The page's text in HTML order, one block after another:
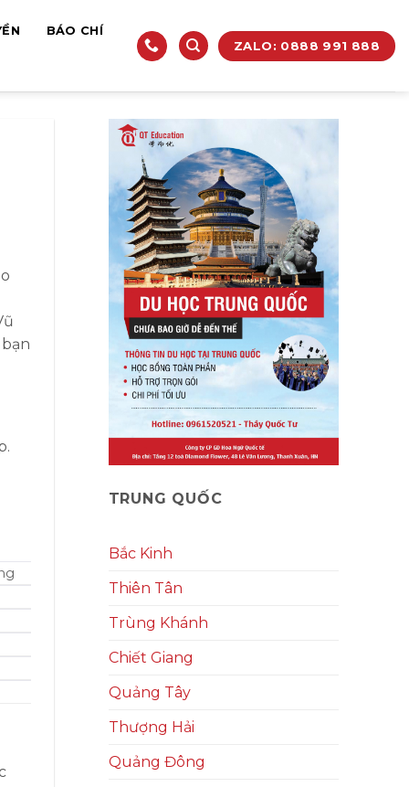
BÁO CHÍ
ZALO: 0888 991 888
TRUNG QUỐC
Bắc Kinh
Thiên Tân
Trùng Khánh
Chiết Giang
Quảng Tây
Thượng Hải
Quảng Đông